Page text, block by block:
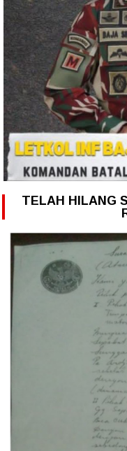
TELAH HILANG